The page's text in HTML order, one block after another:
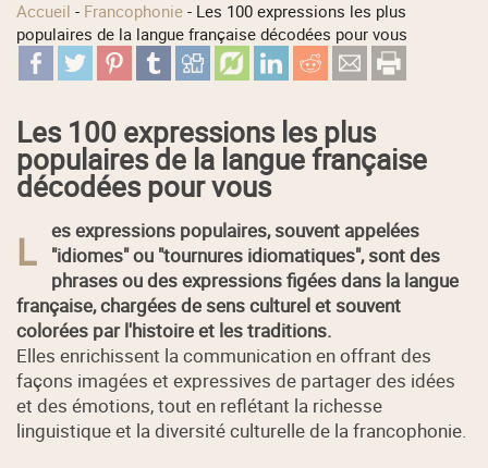
Accueil - Francophonie - Les 100 expressions les plus
populaires de la langue française décodées pour vous
Les 100 expressions les plus
populaires de la langue française
décodées pour vous
L
es expressions populaires, souvent appelées
"idiomes" ou "tournures idiomatiques", sont des
phrases ou des expressions figées dans la langue
française, chargées de sens culturel et souvent
colorées par l'histoire et les traditions.
Elles enrichissent la communication en offrant des
façons imagées et expressives de partager des idées
et des émotions, tout en reflétant la richesse
linguistique et la diversité culturelle de la francophonie.